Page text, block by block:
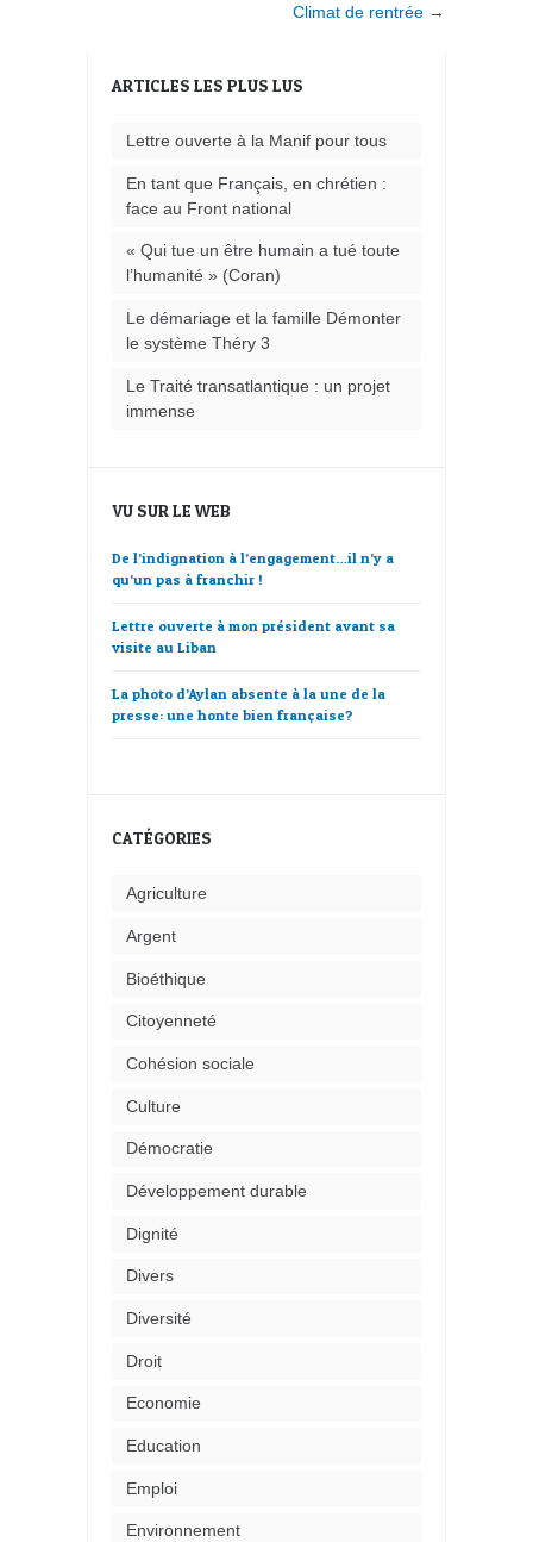
Climat de rentrée →
ARTICLES LES PLUS LUS
Lettre ouverte à la Manif pour tous
En tant que Français, en chrétien :
face au Front national
« Qui tue un être humain a tué toute
l’humanité » (Coran)
Le démariage et la famille Démonter
le système Théry 3
Le Traité transatlantique : un projet
immense
VU SUR LE WEB
De l’indignation à l’engagement…il n’y a
qu’un pas à franchir !
Lettre ouverte à mon président avant sa
visite au Liban
La photo d’Aylan absente à la une de la
presse: une honte bien française?
CATÉGORIES
Agriculture
Argent
Bioéthique
Citoyenneté
Cohésion sociale
Culture
Démocratie
Développement durable
Dignité
Divers
Diversité
Droit
Economie
Education
Emploi
Environnement